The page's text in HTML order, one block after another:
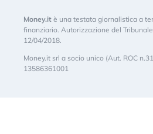
Money.it è una testata giornalistica a
finanziario. Autorizzazione del
12/04/2018.
Money.it srl a socio unico (Aut. ROC
13586361001